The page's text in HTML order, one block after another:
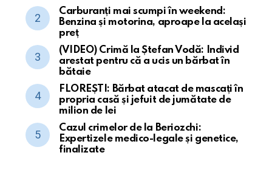
Carburanți mai scumpi în weekend:
Benzina și motorina, aproape la același
preț
(VIDEO) Crimă la Ștefan Vodă: Individ
arestat pentru că a ucis un bărbat în
bătaie
FLOREȘTI: Bărbat atacat de mascați în
propria casă și jefuit de jumătate de
milion de lei
Cazul crimelor de la Beriozchi:
Expertizele medico-legale și genetice,
finalizate